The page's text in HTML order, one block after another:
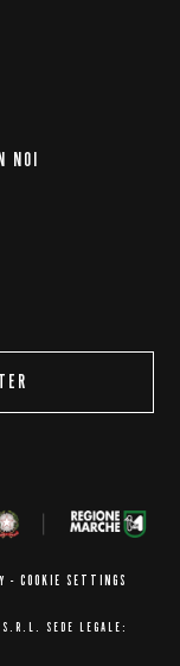
NOI
- COOKIE SETTINGS
S.R.L. SEDE LEGALE: